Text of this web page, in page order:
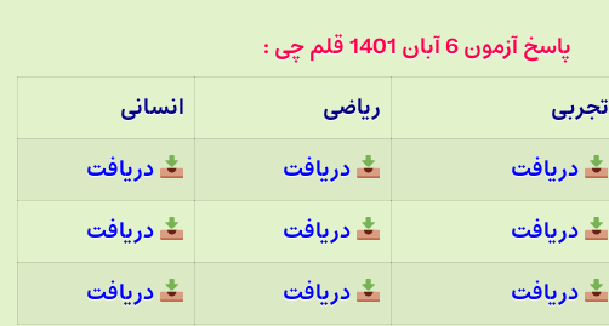
پاسخ آزمون 6 آبان 1401 قلم چی :
تجربی ریاضی
انسانی
دریافت دریافت
دریافت
دریافت دریافت
دریافت
دریافت دریافت دریافت